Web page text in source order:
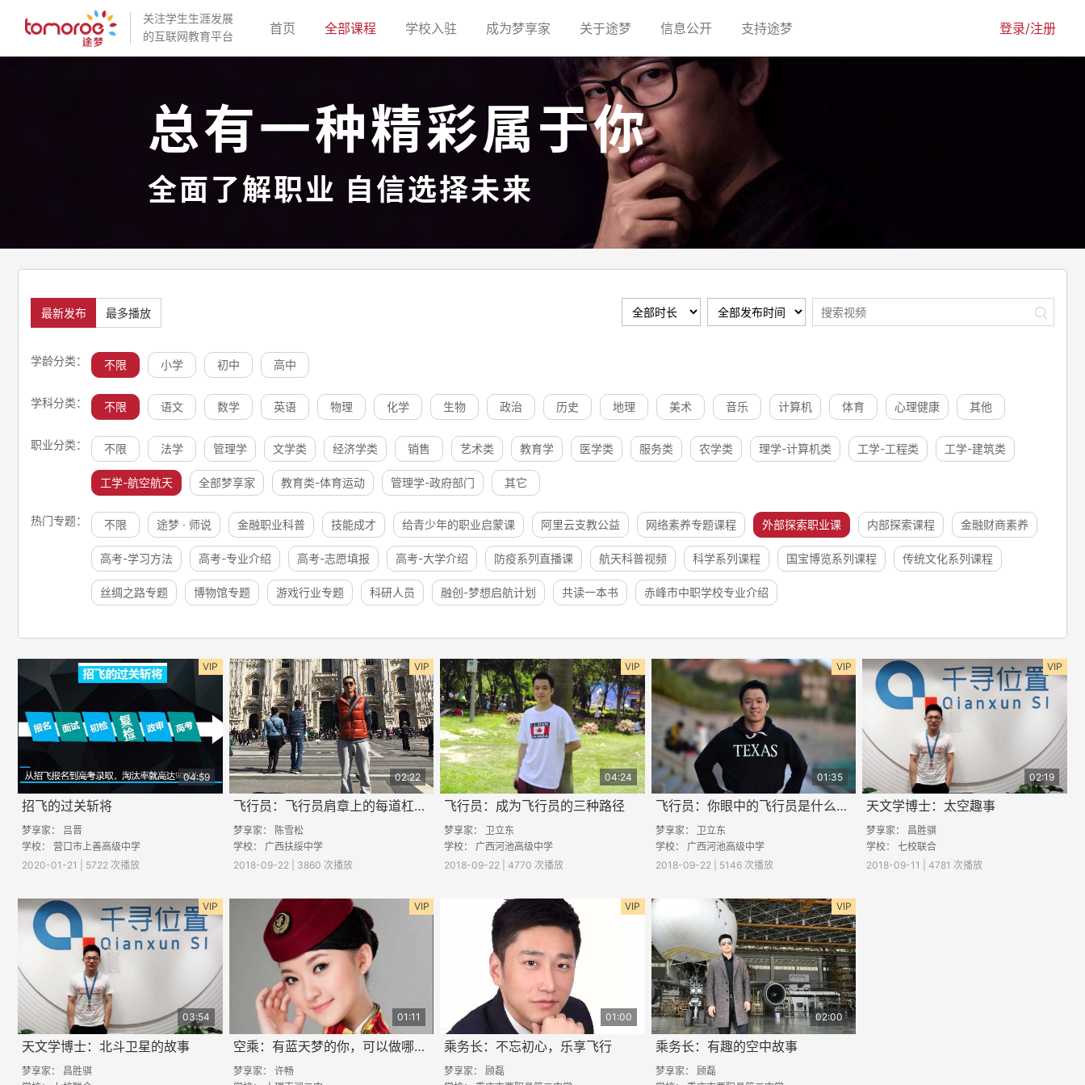
关注学生生涯发展
的互联网教育平台
首页(current)全部课程(current)学校入驻(current)成为梦享家(current)关于途梦(current)信息公开(current)支持途梦(current) 登录/注册
总有一种精彩属于你
全面了解职业 自信选择未来
最新发布 最多播放
学龄分类： 不限 小学 初中 高中
学科分类： 不限 语文 数学 英语 物理 化学 生物 政治 历史 地理 美术 音乐 计算机 体育 心理健康 其他
职业分类： 不限 法学 管理学 文学类 经济学类 销售 艺术类 教育学 医学类 服务类 农学类 理学-计算机类 工学-工程类 工学-建筑类
工学-航空航天 全部梦享家 教育类-体育运动 管理学-政府部门 其它
热门专题： 不限 途梦 · 师说 金融职业科普 技能成才 给青少年的职业启蒙课 阿里云支教公益 网络素养专题课程 外部探索职业课 内部探索课程 金融财商素养
高考-学习方法 高考-专业介绍 高考-志愿填报 高考-大学介绍 防疫系列直播课 航天科普视频 科学系列课程 国宝博览系列课程 传统文化系列课程
丝绸之路专题 博物馆专题 游戏行业专题 科研人员 融创-梦想启航计划 共读一本书 赤峰市中职学校专业介绍
VIP
04:59
招飞的过关斩将
梦享家： 吕晋
学校： 营口市上善高级中学
2020-01-21 | 5722 次播放
VIP
02:22
飞行员：飞行员肩章上的每道杠分别代表什么？
梦享家：
陈雪松
学校： 广西扶绥中学
2018-09-22 | 3860 次播放
VIP
04:24
飞行员：成为飞行员的三种路径
梦享家： 卫立东
学校： 广西河池高级中学
2018-09-22 | 4770 次播放
VIP
01:35
飞行员：你眼中的飞行员是什么样子的？
梦享家： 卫立东
学校： 广西河池高级中学
2018-09-22 | 5146 次播放
VIP
02:19
天文学博士：太空趣事
梦享家： 昌胜骐
学校： 七校联合
2018-09-11 | 4781 次播放
VIP
03:54
天文学博士：北斗卫星的故事
梦享家： 昌胜骐
VIP
01:11
空乘：有蓝天梦的你，可以做哪些准备呢？
梦享家： 许畅
VIP
01:00
乘务长：不忘初心，乐享飞行
梦享家： 顾磊
VIP
02:00
乘务长：有趣的空中故事
梦享家： 顾磊